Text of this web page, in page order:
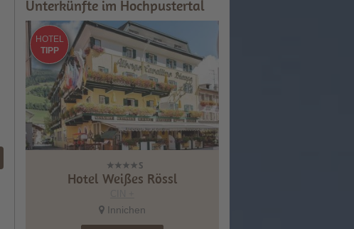
Unterkünfte im Hochpustertal
HOTEL
TIPP
Hotel Weißes Rössl
Innichen